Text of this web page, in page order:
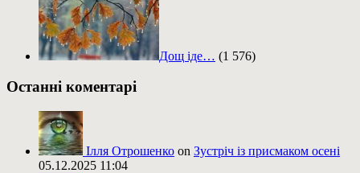
Дощ іде… (1 576)
Останні коментарі
Ілля Отрошенко on Зустріч із присмаком осені
05.12.2025 11:04